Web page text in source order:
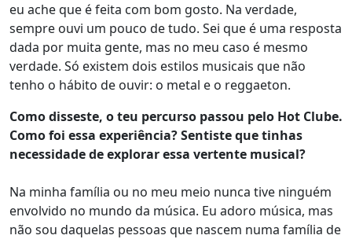
eu ache que é feita com bom gosto. Na verdade,
sempre ouvi um pouco de tudo. Sei que é uma resposta
dada por muita gente, mas no meu caso é mesmo
verdade. Só existem dois estilos musicais que não
tenho o hábito de ouvir: o metal e o reggaeton.
Como disseste, o teu percurso passou pelo Hot Clube.
Como foi essa experiência? Sentiste que tinhas
necessidade de explorar essa vertente musical?
Na minha família ou no meu meio nunca tive ninguém
envolvido no mundo da música. Eu adoro música, mas
não sou daquelas pessoas que nascem numa família de